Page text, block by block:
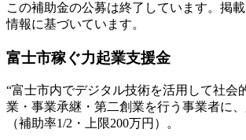
この補助金の公募は終了しています。 掲
情報に基づいています。
富士市稼ぐ力起業支援金
“富士市内でデジタル技術を活用して社会
業・事業承継・第二創業を行う事業者に
（補助率1/2・上限200万円）。